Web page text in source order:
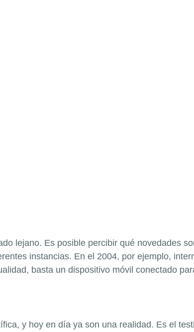
lejano. Es posible percibir qué novedades
instancias. En el 2004, por ejemplo,
basta un dispositivo móvil conectado
y hoy en día ya son una realidad. Es el